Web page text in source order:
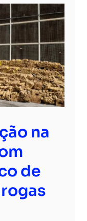
na
de